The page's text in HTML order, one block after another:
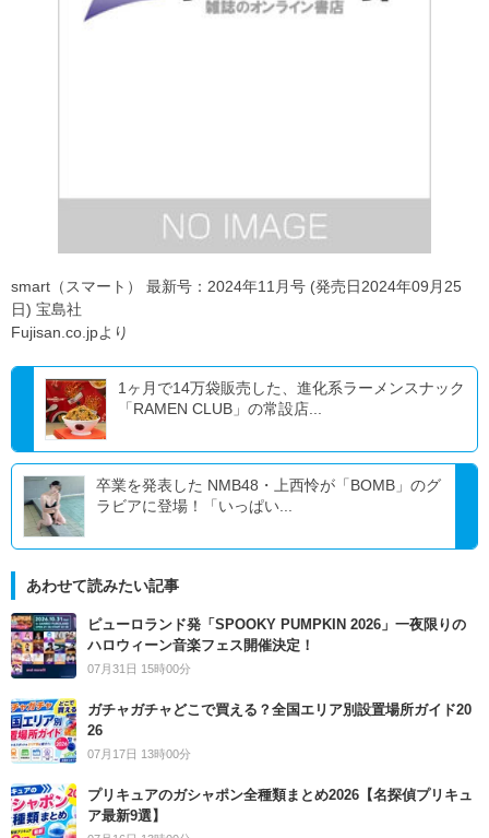
smart（スマート） 最新号：2024年11月号 (発売日2024年09月25
日) 宝島社
Fujisan.co.jpより
1ヶ月で14万袋販売した、進化系ラーメンスナック
「RAMEN CLUB」の常設店...
卒業を発表した NMB48・上西怜が「BOMB」のグ
ラビアに登場！「いっぱい...
あわせて読みたい記事
ピューロランド発「SPOOKY PUMPKIN 2026」一夜限りの
ハロウィーン音楽フェス開催決定！
07月31日 15時00分
ガチャガチャどこで買える？全国エリア別設置場所ガイド20
26
07月17日 13時00分
プリキュアのガシャポン全種類まとめ2026【名探偵プリキュ
ア最新9選】